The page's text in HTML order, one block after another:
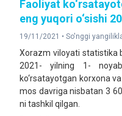
Faoliyat
eng yuqori o‘sishi
19/11/2021 • So'nggi
Xorazm viloyati statistika
2021- yilning 1-
ko‘rsatayotgan korxona
mos davriga nisbatan 3
ni tashkil qilgan.